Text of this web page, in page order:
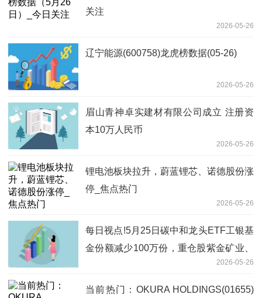
关注
2026-05-26
辽宁能源(600758)龙虎榜数据(05-26)
2026-05-26
眉山青神卓实建材有限公司成立 注册资
本10万人民币
2026-05-26
锂电池板块拉升，蔚蓝锂芯、诺德股份涨
停_焦点热门
2026-05-26
每日视点!5月25日碳中和龙头ETF工银基
金份额减少100万份，重仓股紫金矿业、
2026-05-26
当前热门：OKURA HOLDINGS(01655)